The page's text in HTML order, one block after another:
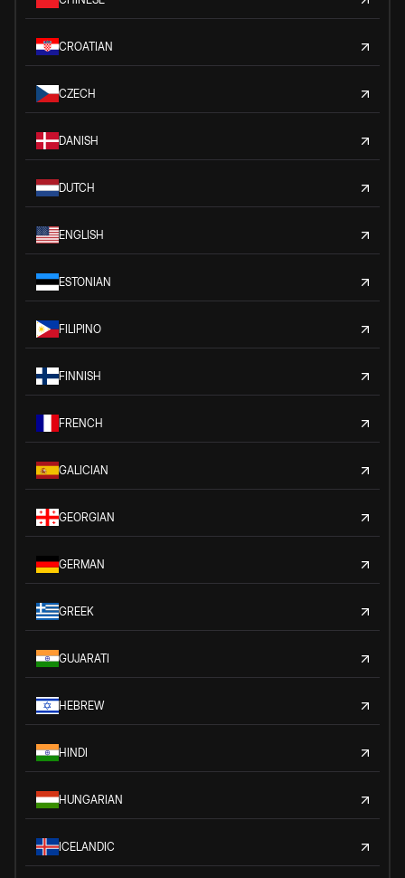
CROATIAN
CZECH
DANISH
DUTCH
ENGLISH
ESTONIAN
FILIPINO
FINNISH
FRENCH
GALICIAN
GEORGIAN
GERMAN
GREEK
GUJARATI
HEBREW
HINDI
HUNGARIAN
ICELANDIC